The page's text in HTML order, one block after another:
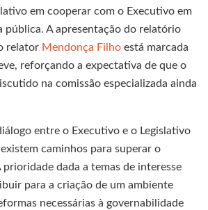
em cooperar com o Executivo em
pública. A apresentação do relatório
relator Mendonça Filho está marcada
reforçando a expectativa de que o
na comissão especializada ainda
entre o Executivo e o Legislativo
caminhos para superar o
prioridade dada a temas de interesse
para a criação de um ambiente
necessárias à governabilidade